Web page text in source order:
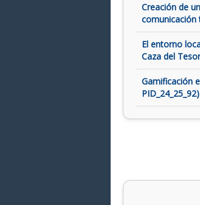
Creación de
comunicación
El entorno
Caza del
Gamificación
PID_24_25_92)